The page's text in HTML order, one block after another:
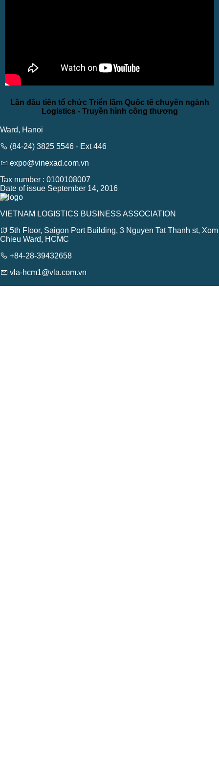
Lần đầu tiên tổ chức Triển lãm Quốc tế chuyên ngành
Logistics - Truyền hình công thương
Ward, Hanoi
(84-24) 3825 5546 - Ext 446
expo@vinexad.com.vn
Tax number : 0100108007
Date of issue September 14, 2016
VIETNAM LOGISTICS BUSINESS ASSOCIATION
5th Floor, Saigon Port Building, 3 Nguyen Tat Thanh st, Xom
Chieu Ward, HCMC
+84-28-39432658
vla-hcm1@vla.com.vn